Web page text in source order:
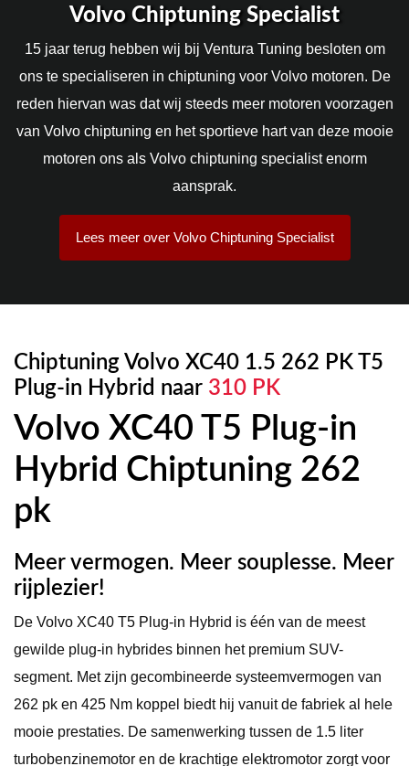
Volvo Chiptuning Specialist
15 jaar terug hebben wij bij Ventura Tuning besloten om
ons te specialiseren in chiptuning voor Volvo motoren. De
reden hiervan was dat wij steeds meer motoren voorzagen
van Volvo chiptuning en het sportieve hart van deze mooie
motoren ons als Volvo chiptuning specialist enorm
aansprak.
Lees meer over Volvo Chiptuning Specialist
Chiptuning Volvo XC40 1.5 262 PK T5
Plug-in Hybrid naar 310 PK
Volvo XC40 T5 Plug-in
Hybrid Chiptuning 262
pk
Meer vermogen. Meer souplesse. Meer
rijplezier!
De Volvo XC40 T5 Plug-in Hybrid is één van de meest
gewilde plug-in hybrides binnen het premium SUV-
segment. Met zijn gecombineerde systeemvermogen van
262 pk en 425 Nm koppel biedt hij vanuit de fabriek al hele
mooie prestaties. De samenwerking tussen de 1.5 liter
turbobenzinemotor en de krachtige elektromotor zorgt voor